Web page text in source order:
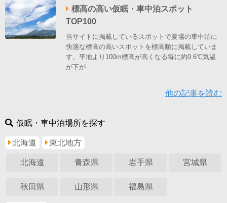
標高の高い仮眠・車中泊スポット
TOP100
当サイトに掲載しているスポットで夏場の車中泊に
快適な標高の高いスポットを標高順に掲載していま
す。平地より100m標高が高くなる毎に約0.6℃気温
が下が…
他の記事を読む
仮眠・車中泊場所を探す
北海道 東北地方
北海道 青森県 岩手県 宮城県
秋田県 山形県 福島県